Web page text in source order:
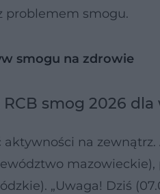
problemem smogu.
smogu na zdrowie
smog 2026
na
„Uwaga! Dziś